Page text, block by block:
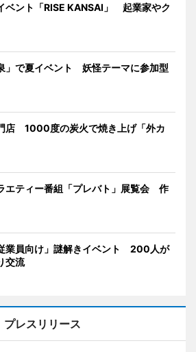
ベント「RISE KANSAI」 起業家やク
」で夏イベント 妖怪テーマに参加型
店 1000度の炭火で焼き上げ「外カ
エティー番組「プレバト」展覧会 作
業員向け」謎解きイベント 200人が
交流
プレスリリース